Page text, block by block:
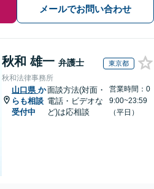
メールでお問い合わせ
秋和 雄一 弁護士 東京都
秋和法律事務所
山口県 か
らも相談
受付中
面談方法(対面・
電話・ビデオな
ど)は応相談
営業時間：0
9:00~23:59
（平日）